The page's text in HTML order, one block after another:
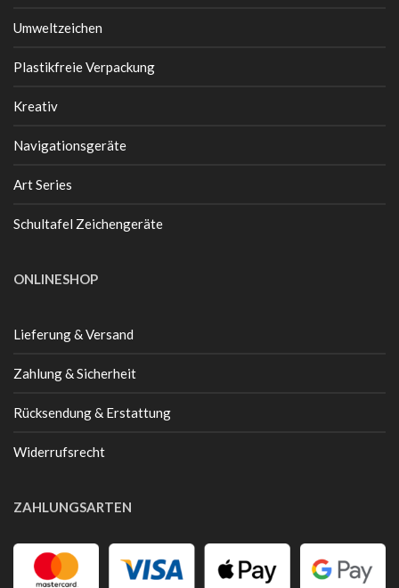
Umweltzeichen
Plastikfreie Verpackung
Kreativ
Navigationsgeräte
Art Series
Schultafel Zeichengeräte
ONLINESHOP
Lieferung & Versand
Zahlung & Sicherheit
Rücksendung & Erstattung
Widerrufsrecht
ZAHLUNGSARTEN